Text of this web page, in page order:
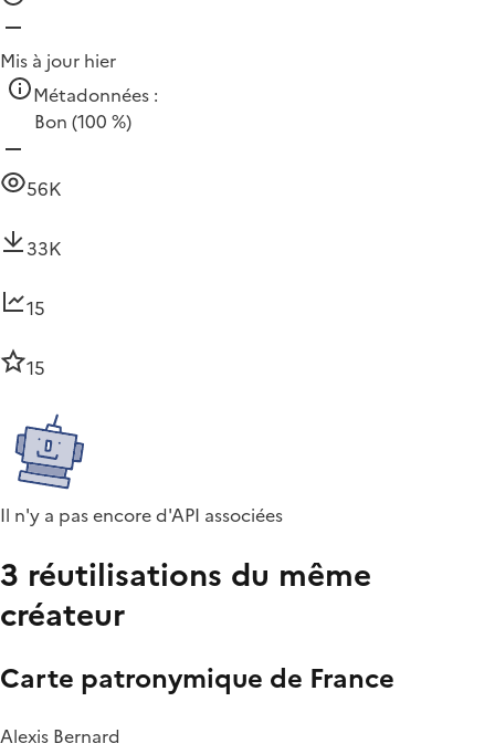
Mis à jour hier
Métadonnées :
Bon (100 %)
56K
33K
15
15
Il n'y a pas encore d'API associées
3 réutilisations du même
créateur
Carte patronymique de France
Alexis Bernard